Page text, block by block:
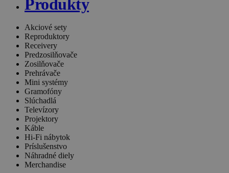
Produkty
Akciové sety
Reproduktory
Receivery
Predzosilňovače
Zosilňovače
Prehrávače
Mini systémy
Gramofóny
Slúchadlá
Televízory
Projektory
Káble
Hi-Fi nábytok
Príslušenstvo
Náhradné diely
Merchandise